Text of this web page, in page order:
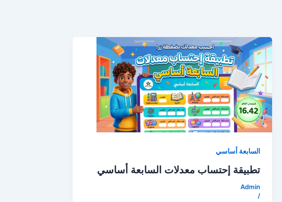
السابعة أساسي
تطبيقة إحتساب معدلات السابعة أساسي
Admin
/